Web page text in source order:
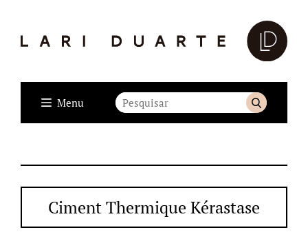
Menu
Ciment Thermique Kérastase